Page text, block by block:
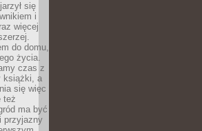
się
i
więcej
do domu,
życia.
czas z
książki, a
się więc
też
ma być
przyjazny